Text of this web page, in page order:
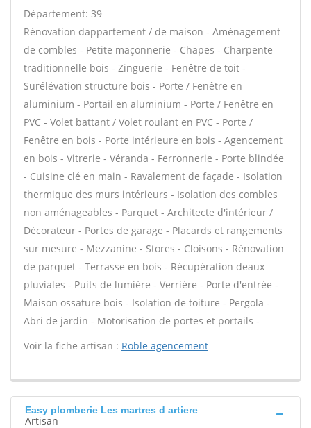
Département: 39
Rénovation dappartement / de maison - Aménagement
de combles - Petite maçonnerie - Chapes - Charpente
traditionnelle bois - Zinguerie - Fenêtre de toit -
Surélévation structure bois - Porte / Fenêtre en
aluminium - Portail en aluminium - Porte / Fenêtre en
PVC - Volet battant / Volet roulant en PVC - Porte /
Fenêtre en bois - Porte intérieure en bois - Agencement
en bois - Vitrerie - Véranda - Ferronnerie - Porte blindée
- Cuisine clé en main - Ravalement de façade - Isolation
thermique des murs intérieurs - Isolation des combles
non aménageables - Parquet - Architecte d'intérieur /
Décorateur - Portes de garage - Placards et rangements
sur mesure - Mezzanine - Stores - Cloisons - Rénovation
de parquet - Terrasse en bois - Récupération deaux
pluviales - Puits de lumière - Verrière - Porte d'entrée -
Maison ossature bois - Isolation de toiture - Pergola -
Abri de jardin - Motorisation de portes et portails -
Voir la fiche artisan : Roble agencement
Easy plomberie Les martres d artiere
Artisan